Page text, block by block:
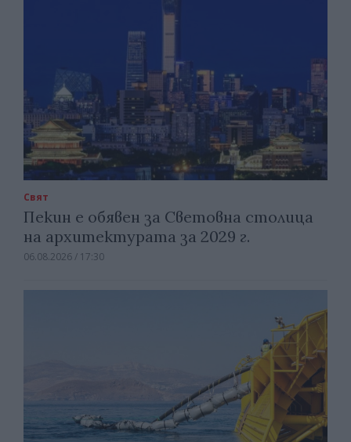
Свят
Пекин е обявен за Световна столица
на архитектурата за 2029 г.
06.08.2026 / 17:30